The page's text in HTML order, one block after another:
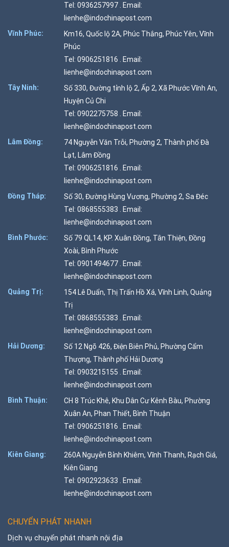
Tel: 0936257997 . Email:
lienhe@indochinapost.com
Vĩnh Phúc:
Km16, Quốc lộ 2A, Phúc Thắng, Phúc Yên, Vĩnh
Phúc
Tel: 0906251816 . Email:
lienhe@indochinapost.com
Tây Ninh:
Số 330, Đường tỉnh lộ 2, Ấp 2, Xã Phước Vĩnh An,
Huyện Củ Chi
Tel: 0902275758 . Email:
lienhe@indochinapost.com
Lâm Đồng:
74 Nguyễn Văn Trỗi, Phường 2, Thành phố Đà
Lạt, Lâm Đồng
Tel: 0906251816 . Email:
lienhe@indochinapost.com
Đồng Tháp:
Số 30, Đường Hùng Vương, Phường 2, Sa Đéc
Tel: 0868555383 . Email:
lienhe@indochinapost.com
Bình Phước:
Số 79 QL14, KP. Xuân Đồng, Tân Thiện, Đồng
Xoài, Bình Phước
Tel: 0901494677 . Email:
lienhe@indochinapost.com
Quảng Trị:
154 Lê Duẩn, Thị Trấn Hồ Xá, Vĩnh Linh, Quảng
Trị
Tel: 0868555383 . Email:
lienhe@indochinapost.com
Hải Dương:
Số 12 Ngõ 426, Điện Biên Phủ, Phường Cẩm
Thượng, Thành phố Hải Dương
Tel: 0903215155 . Email:
lienhe@indochinapost.com
Bình Thuận:
CH 8 Trúc Khê, Khu Dân Cư Kênh Bàu, Phường
Xuân An, Phan Thiết, Bình Thuận
Tel: 0906251816 . Email:
lienhe@indochinapost.com
Kiên Giang:
260A Nguyễn Bỉnh Khiêm, Vĩnh Thanh, Rạch Giá,
Kiên Giang
Tel: 0902923633 . Email:
lienhe@indochinapost.com
CHUYỂN PHÁT NHANH
Dịch vụ chuyển phát nhanh nội địa